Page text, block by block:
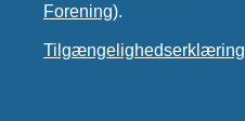
Forening).
Tilgængelighedserklæring